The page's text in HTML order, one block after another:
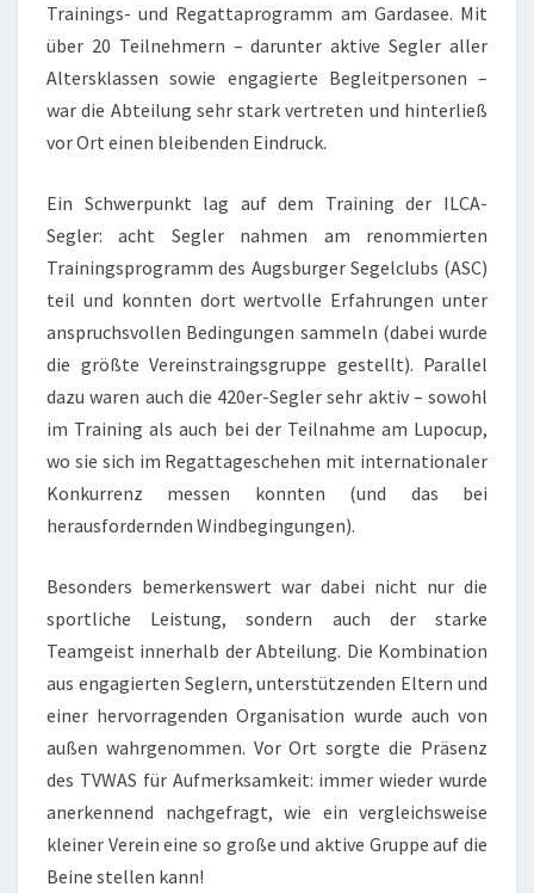
Trainings- und Regattaprogramm am Gardasee. Mit
über 20 Teilnehmern – darunter aktive Segler aller
Altersklassen sowie engagierte Begleitpersonen –
war die Abteilung sehr stark vertreten und hinterließ
vor Ort einen bleibenden Eindruck.
Ein Schwerpunkt lag auf dem Training der ILCA-
Segler: acht Segler nahmen am renommierten
Trainingsprogramm des Augsburger Segelclubs (ASC)
teil und konnten dort wertvolle Erfahrungen unter
anspruchsvollen Bedingungen sammeln (dabei wurde
die größte Vereinstraingsgruppe gestellt). Parallel
dazu waren auch die 420er-Segler sehr aktiv – sowohl
im Training als auch bei der Teilnahme am Lupocup,
wo sie sich im Regattageschehen mit internationaler
Konkurrenz messen konnten (und das bei
herausfordernden Windbegingungen).
Besonders bemerkenswert war dabei nicht nur die
sportliche Leistung, sondern auch der starke
Teamgeist innerhalb der Abteilung. Die Kombination
aus engagierten Seglern, unterstützenden Eltern und
einer hervorragenden Organisation wurde auch von
außen wahrgenommen. Vor Ort sorgte die Präsenz
des TVWAS für Aufmerksamkeit: immer wieder wurde
anerkennend nachgefragt, wie ein vergleichsweise
kleiner Verein eine so große und aktive Gruppe auf die
Beine stellen kann!